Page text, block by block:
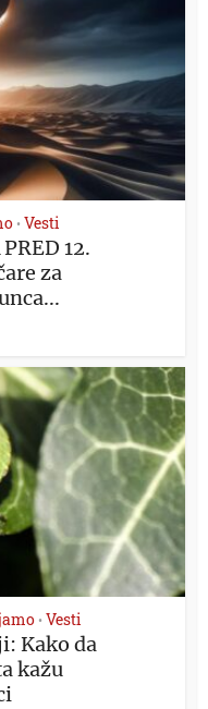
• Vesti
12.
za
• Vesti
Kako da
kažu